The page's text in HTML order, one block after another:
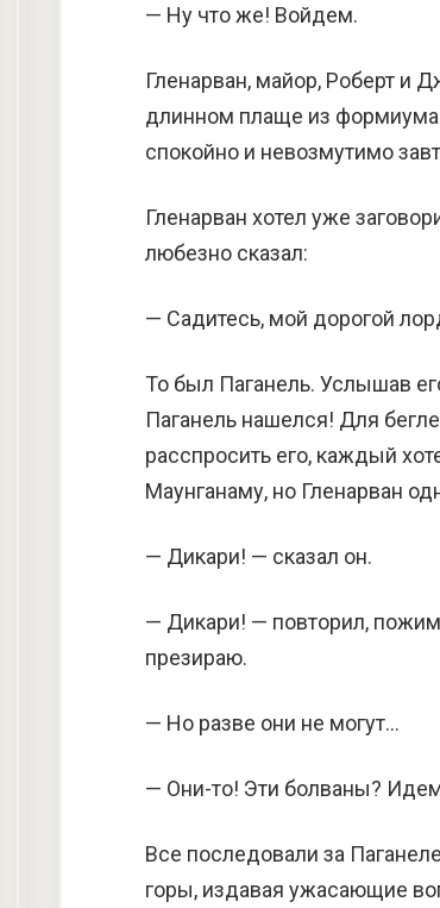
— Ну что же! Войдем.
Гленарван, майор, Роберт и
длинном плаще из
спокойно и невозмутимо
Гленарван хотел уже
любезно сказал:
— Садитесь, мой дорогой
То был Паганель. Услышав
Паганель нашелся! Для
расспросить его, каждый
Маунганаму, но Гленарван
— Дикари! — сказал он.
— Дикари! — повторил,
презираю.
— Но разве они не могут…
— Они-то! Эти болваны?
Все последовали за
горы, издавая ужасающие